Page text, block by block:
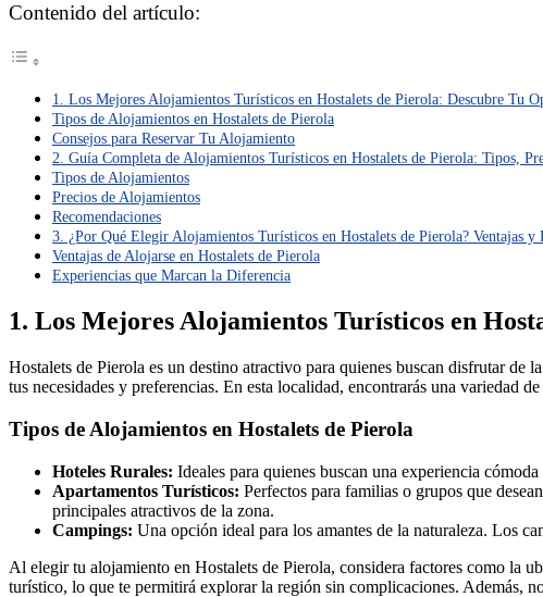
Contenido del artículo:
1. Los Mejores Alojamientos Turísticos en Hostalets de Pierola: Descubre Tu
Tipos de Alojamientos en Hostalets de Pierola
Consejos para Reservar Tu Alojamiento
2. Guía Completa de Alojamientos Turísticos en Hostalets de Pierola: Tipos,
Tipos de Alojamientos
Precios de Alojamientos
Recomendaciones
3. ¿Por Qué Elegir Alojamientos Turísticos en Hostalets de Pierola? Ventajas y
Ventajas de Alojarse en Hostalets de Pierola
Experiencias que Marcan la Diferencia
1. Los Mejores Alojamientos Turísticos en
Hostalets de Pierola es un destino atractivo para quienes buscan disfrutar
tus necesidades y preferencias. En esta localidad, encontrarás una variedad
Tipos de Alojamientos en Hostalets de Pierola
Hoteles Rurales: Ideales para quienes buscan una experiencia
Apartamentos Turísticos: Perfectos para familias o grupos que
principales atractivos de la zona.
Campings: Una opción ideal para los amantes de la naturaleza. Los
Al elegir tu alojamiento en Hostalets de Pierola, considera factores como la
turístico, lo que te permitirá explorar la región sin complicaciones. Además,